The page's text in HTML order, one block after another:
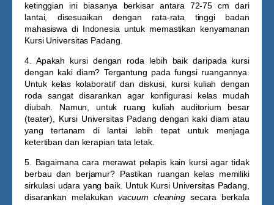
ketinggian ini biasanya berkisar antara 72-75 cm dari
lantai, disesuaikan dengan rata-rata tinggi badan
mahasiswa di Indonesia untuk memastikan kenyamanan
Kursi Universitas Padang
4. Apakah kursi dengan roda lebih baik daripada kursi
dengan kaki diam? Tergantung pada fungsi ruangannya.
Untuk kelas kolaboratif dan diskusi, kursi kuliah dengan
roda sangat disarankan agar konfigurasi kelas mudah
diubah. Namun, untuk ruang kuliah auditorium besar
(teater), Kursi Universitas Padang dengan kaki diam atau
yang tertanam di lantai lebih tepat untuk menjaga
ketertiban dan kerapian tata letak.
5. Bagaimana cara merawat pelapis kain kursi agar tidak
berbau dan berjamur? Pastikan ruangan kelas memiliki
sirkulasi udara yang baik. Untuk Kursi Universitas Padang
disarankan melakukanvacuum cleaning secara berkala